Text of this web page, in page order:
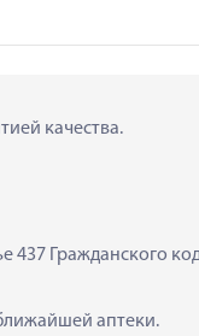
качества.
437 Гражданского
аптеки.